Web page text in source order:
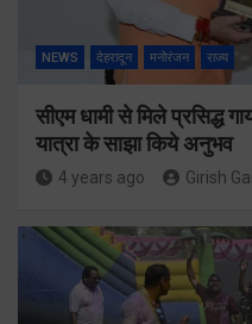
NEWS देहरादून मनोरंजन राज्य
सीएम धामी से मिले प्रसिद्ध
यात्रा के साझा किये अनुभव
4 years ago Girish